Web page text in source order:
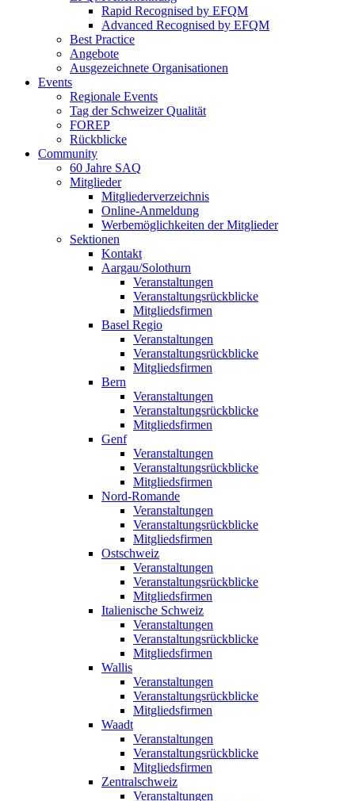
Rapid Recognised by EFQM
Advanced Recognised by EFQM
Best Practice
Angebote
Ausgezeichnete Organisationen
Events
Regionale Events
Tag der Schweizer Qualität
FOREP
Rückblicke
Community
60 Jahre SAQ
Mitglieder
Mitgliederverzeichnis
Online-Anmeldung
Werbemöglichkeiten der Mitglieder
Sektionen
Kontakt
Aargau/Solothurn
Veranstaltungen
Veranstaltungsrückblicke
Mitgliedsfirmen
Basel Regio
Veranstaltungen
Veranstaltungsrückblicke
Mitgliedsfirmen
Bern
Veranstaltungen
Veranstaltungsrückblicke
Mitgliedsfirmen
Genf
Veranstaltungen
Veranstaltungsrückblicke
Mitgliedsfirmen
Nord-Romande
Veranstaltungen
Veranstaltungsrückblicke
Mitgliedsfirmen
Ostschweiz
Veranstaltungen
Veranstaltungsrückblicke
Mitgliedsfirmen
Italienische Schweiz
Veranstaltungen
Veranstaltungsrückblicke
Mitgliedsfirmen
Wallis
Veranstaltungen
Veranstaltungsrückblicke
Mitgliedsfirmen
Waadt
Veranstaltungen
Veranstaltungsrückblicke
Mitgliedsfirmen
Zentralschweiz
Veranstaltungen